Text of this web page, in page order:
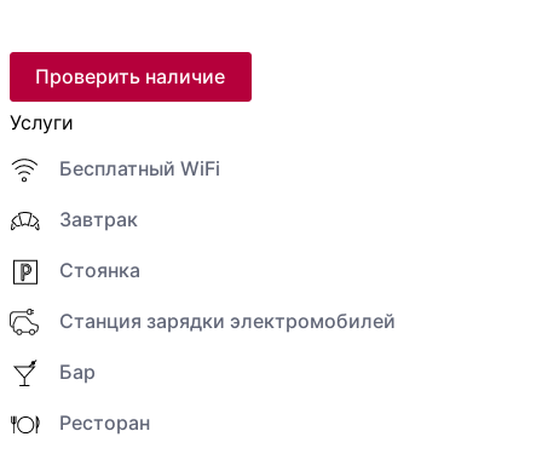
Проверить наличие
Услуги
Бесплатный WiFi
Завтрак
Стоянка
Cтанция зарядки электромобилей
Бар
Ресторан